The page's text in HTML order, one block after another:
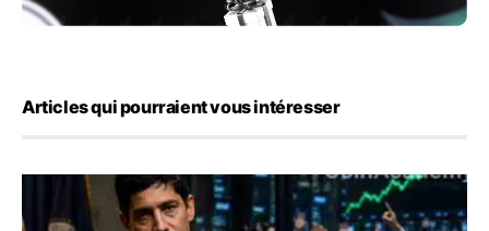
Articles qui pourraient vous intéresser
Emploi américain : 23 000 postes détruits en juillet, les